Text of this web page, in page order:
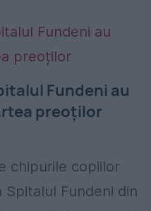
Fundeni au
preoților
chipurile copiilor
Fundeni din